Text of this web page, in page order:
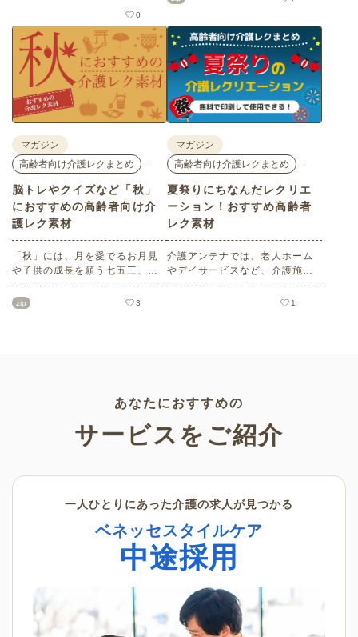
花モチーフのイラストや秋の思
い出のイラストなど、使いやす
いレクリエーション素材満載で
す！商用フリーで無料のためお
気軽にさまざまなシーンでお使
いいただけます。
0
老人ホームやデイサービスでの
レクリエーション、ご自宅での
趣味のお時間などさまざまなシ
ーンでぜひご活用ください。
マガジン
高齢者向け介護レクまとめ
脳トレやクイズなど「秋」
におすすめの高齢者向け介
護レク素材
「秋」には、月を愛でるお月見
や子供の成長を願う七五三、深
まる秋を鑑賞する紅葉狩りな
ど、心を和ませるイベントがた
zip 3
マガジン
高齢者向け介護レクまとめ
夏祭りにちなんだレクリエ
ーション！おすすめ高齢者
レク素材
介護アンテナでは、老人ホーム
やデイサービスなど、介護施設
で使える高齢者向けレクリエー
ション素材をたくさんご用意し
1
あなたにおすすめの
サービスをご紹介
一人ひとりにあった介護の求人が見つかる
ベネッセスタイルケア
中途採用